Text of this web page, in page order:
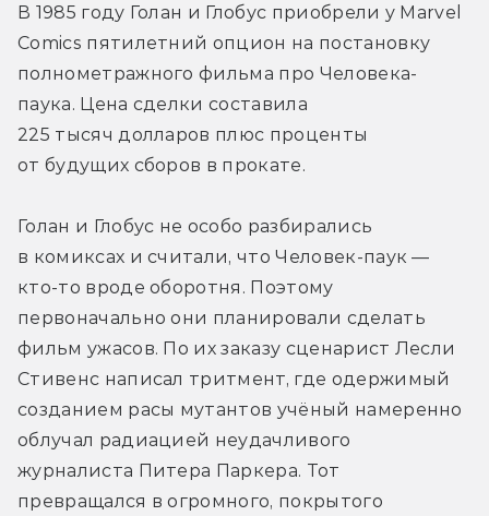
В 1985 году Голан и Глобус приобрели у Marvel
Comics пятилетний опцион на постановку
полнометражного фильма про Человека-
паука. Цена сделки составила
225 тысяч долларов плюс проценты
от будущих сборов в прокате.
Голан и Глобус не особо разбирались
в комиксах и считали, что Человек-паук —
кто-то вроде оборотня. Поэтому
первоначально они планировали сделать
фильм ужасов. По их заказу сценарист Лесли
Стивенс написал тритмент, где одержимый
созданием расы мутантов учёный намеренно
облучал радиацией неудачливого
журналиста Питера Паркера. Тот
превращался в огромного, покрытого